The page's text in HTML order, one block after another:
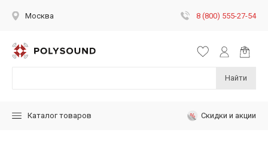
Москва 8 (800) 555-27-54
Найти
Каталог товаров Скидки и акции